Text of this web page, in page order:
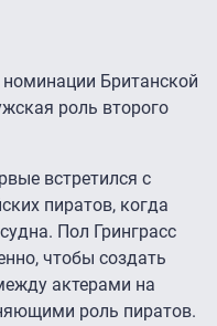
Британской
роль второго
встретился с
пиратов, когда
Пол Гринграсс
чтобы создать
актерами на
роль пиратов.